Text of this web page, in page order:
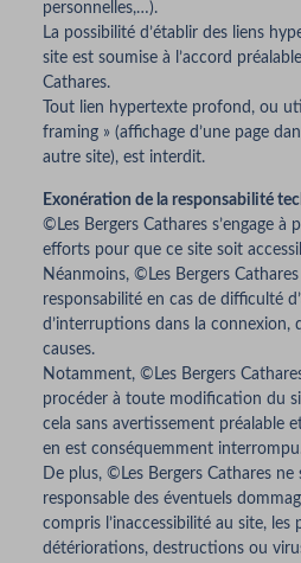
personnelles,…).
La possibilité d’établir des liens
site est soumise à l’accord
Cathares.
Tout lien hypertexte profond, ou
framing » (affichage d’une page
autre site), est interdit.
Exonération de la responsabilité
©Les Bergers Cathares s’engage à
efforts pour que ce site soit
Néanmoins, ©Les Bergers
responsabilité en cas de difficulté
d’interruptions dans la connexion,
causes.
Notamment, ©Les Bergers
procéder à toute modification du
cela sans avertissement préalable
en est conséquemment
De plus, ©Les Bergers Cathares
responsable des éventuels
compris l’inaccessibilité au site, les
détériorations, destructions ou